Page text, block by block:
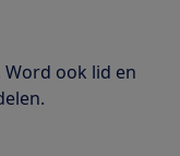
ook lid en